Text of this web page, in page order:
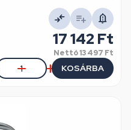
17 142 Ft
Nettó13 497 Ft
KOSÁRBA